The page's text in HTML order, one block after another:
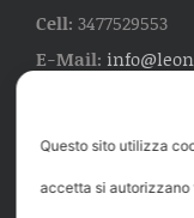
Cell: 3477529553
E-Mail:
ORARIO
Questo sito utilizza
accetta si